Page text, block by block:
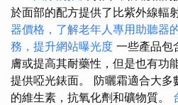
於面部的配方提供了比紫外線輻
器價格，了解老年人專用助聽器
務，提升網站曝光度 一些產品包
膚或提高其耐藥性，但是也有功
提供啞光錶面。 防曬霜適合大多
的維生素，抗氧化劑和礦物質。